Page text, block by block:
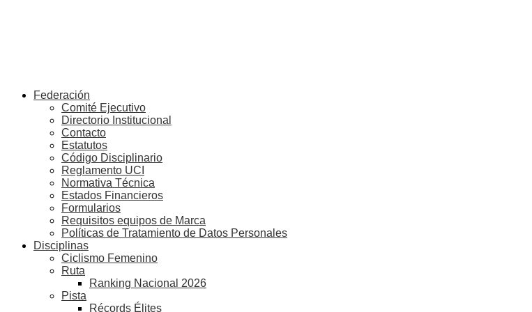
Federación
Comité Ejecutivo
Directorio Institucional
Contacto
Estatutos
Código Disciplinario
Reglamento UCI
Normativa Técnica
Estados Financieros
Formularios
Requisitos equipos de Marca
Políticas de Tratamiento de Datos Personales
Disciplinas
Ciclismo Femenino
Ruta
Ranking Nacional 2026
Pista
Récords Élites